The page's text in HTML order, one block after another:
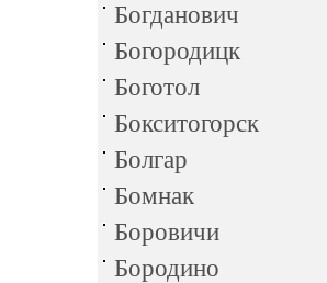
Богданович
Богородицк
Боготол
Бокситогорск
Болгар
Бомнак
Боровичи
Бородино